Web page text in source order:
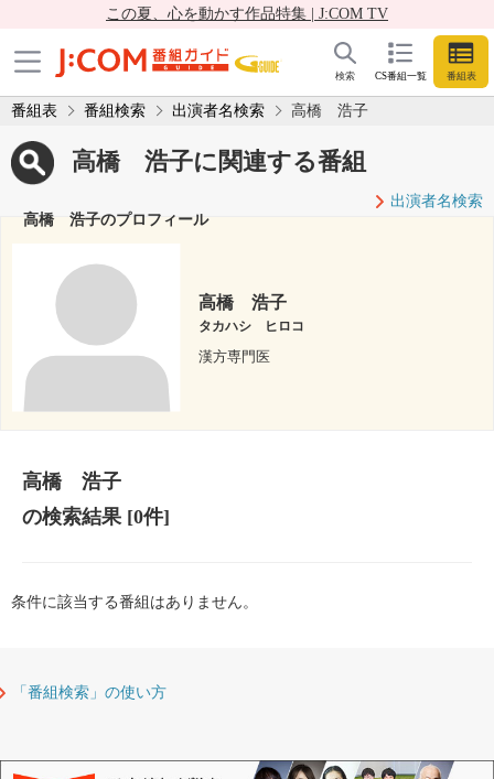
この夏、心を動かす作品特集 | J:COM TV
CS番組一覧 番組表
検索
番組表 番組検索 出演者名検索 高橋 浩子
高橋 浩子に関連する番組
出演者名検索
高橋 浩子のプロフィール
高橋 浩子
タカハシ ヒロコ
漢方専門医
高橋 浩子
の検索結果[0件]
条件に該当する番組はありません。
「番組検索」の使い方